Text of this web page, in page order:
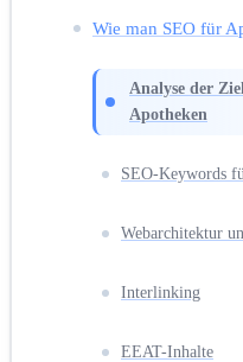
Wie man SEO für
Analyse der
Apotheken
SEO-Keywords
Webarchitektur
Interlinking
EEAT-Inhalte